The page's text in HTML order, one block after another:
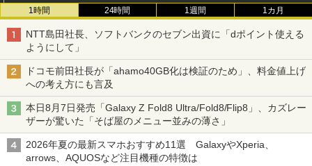
1時間 24時間 1週間 1カ月
NTT島田社長、ソフトバンクのセブン出資に「dポイント使える
ようにして」
ドコモ前田社長が「ahamo40GB化は検証のため」、料金値上げ
への考え方にも言及
本日8月7日発売「Galaxy Z Fold8 Ultra/Fold8/Flip8」、カズレー
ザーが驚いた「そば屋のメニュー並みの薄さ」
2026年夏の最新スマホおすすめ11選 GalaxyやXperia、
arrows、AQUOSなど注目機種の特徴は